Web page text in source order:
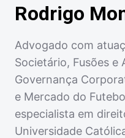
Rodrigo
Advogado com
Societário, Fusões e
Governança
e Mercado do
especialista em
Universidade